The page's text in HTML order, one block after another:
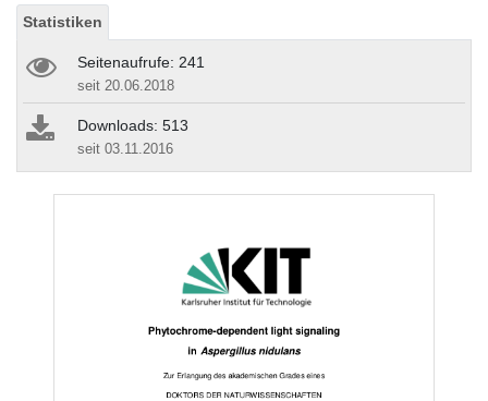
Statistiken
Seitenaufrufe: 241
seit 20.06.2018
Downloads: 513
seit 03.11.2016